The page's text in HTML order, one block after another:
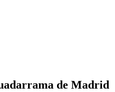
de Madrid